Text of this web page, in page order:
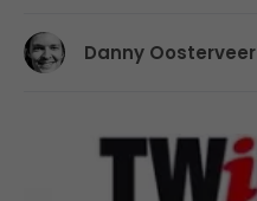
Danny Oosterveer